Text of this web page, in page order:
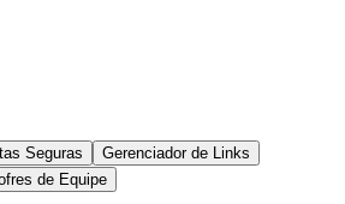
Seguras
Gerenciador de Links
de Equipe